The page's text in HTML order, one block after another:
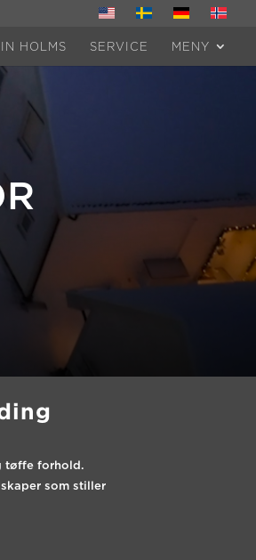
HOLMS SERVICE MENY
tøffe forhold.
som stiller